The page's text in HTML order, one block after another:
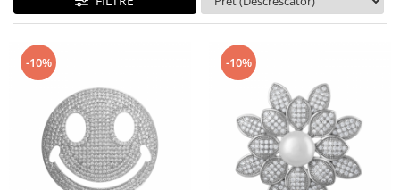
INELE
PIERCING
SETURI BIJUTERII
ACE DE CRAVATA
BRATARI PENTRU PICIOR
BUTONI
INELE
BRATARA TIP ROZARIU
LANTURI TIP ROZARIU
-10% -10%